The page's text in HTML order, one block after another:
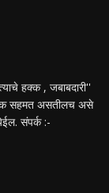
हक्क , जबाबदारी''
सहमत असतीलच असे
संपर्क :-